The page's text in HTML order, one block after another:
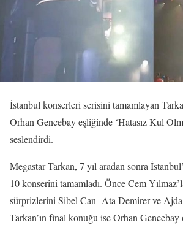
İstanbul konserleri serisini tamamlayan
Orhan Gencebay eşliğinde ‘Hatasız Kul
seslendirdi.
Megastar Tarkan, 7 yıl aradan sonra
10 konserini tamamladı. Önce Cem
sürprizlerini Sibel Can- Ata Demirer ve Ajda
Tarkan’ın final konuğu ise Orhan Gencebay